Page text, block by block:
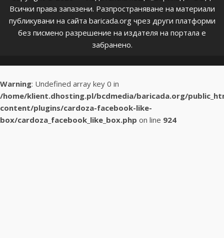
Всички права запазени. Разпространяване на материали
публикувани на сайта baricada.org чрез други платформи
без писмено разрешение на издателя на портала е
забранено.
Warning: Undefined array key 0 in
/home/klient.dhosting.pl/bcdmedia/baricada.org/
content/plugins/cardoza-facebook-like-
box/cardoza_facebook_like_box.php on line 924